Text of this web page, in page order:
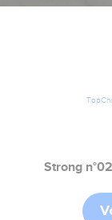
Strong